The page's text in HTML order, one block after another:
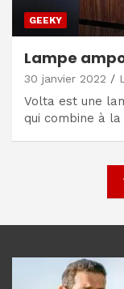
GEEKY
Lampe
30 janvier 2022
Volta est une
qui combine à
articles